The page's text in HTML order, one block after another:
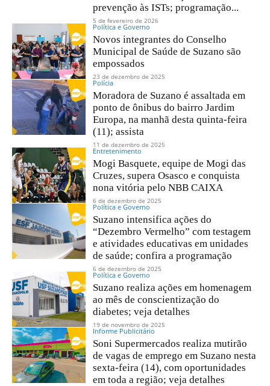
prevenção às ISTs; programação...
5 de fevereiro de 2026
Política e Governo
Novos integrantes do Conselho
Municipal de Saúde de Suzano são
empossados
23 de dezembro de 2025
Polícia
Moradora de Suzano é assaltada em
ponto de ônibus do bairro Jardim
Europa, na manhã desta quinta-feira
(11); assista
11 de dezembro de 2025
Entretenimento
Mogi Basquete, equipe de Mogi das
Cruzes, supera Osasco e conquista
nona vitória pelo NBB CAIXA
6 de dezembro de 2025
Política e Governo
Suzano intensifica ações do
“Dezembro Vermelho” com testagem
e atividades educativas em unidades
de saúde; confira a programação
6 de dezembro de 2025
Política e Governo
Suzano realiza ações em homenagem
ao mês de conscientização do
diabetes; veja detalhes
19 de novembro de 2025
Informe Publicitário
Soni Supermercados realiza mutirão
de vagas de emprego em Suzano nesta
sexta-feira (14), com oportunidades
em toda a região; veja detalhes